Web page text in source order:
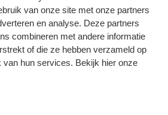
van onze site met onze partners
en analyse. Deze partners
combineren met andere informatie
of die ze hebben verzameld op
van hun services. Bekijk hier onze